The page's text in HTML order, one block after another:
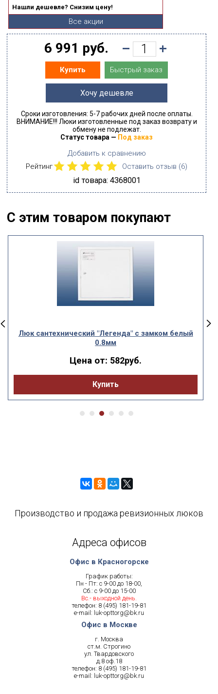
Нашли дешевле? Снизим цену!
Все акции
6 991 руб.
Купить Быстрый заказ
Хочу дешевле
Сроки изготовления: 5-7 рабочих дней после оплаты.
ВНИМАНИЕ!!! Люки изготовленные под заказ возврату и
обмену не подлежат.
Статус товара — Под заказ
Добавить к сравнению
Рейтинг
Оставить отзыв (6)
id товара: 4368001
С этим товаром покупают
Люк сантехнический "Легенда" с замком белый
0.8мм
Цена от: 582руб.
Купить
Производство и продажа ревизионных люков
Адреса офисов
Офис в Красногорске
График работы:
Пн - Пт: с 9-00 до 18-00,
Сб.: с 9-00 до 15-00
Вс.- выходной день.
телефон: 8 (495) 181-19-81
e-mail: luk-opttorg@bk.ru
Офис в Москве
г. Москва
ст.м. Строгино
ул. Твардовского
д.8 оф.18
телефон: 8 (495) 181-19-81
e-mail: luk-opttorg@bk.ru